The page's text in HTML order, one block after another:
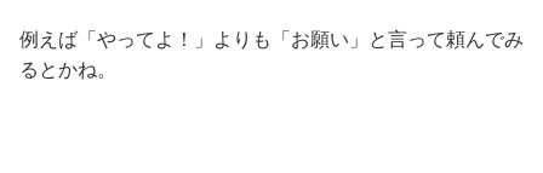
例えば「やってよ！」よりも「お願い」と言って頼んでみ
るとかね。